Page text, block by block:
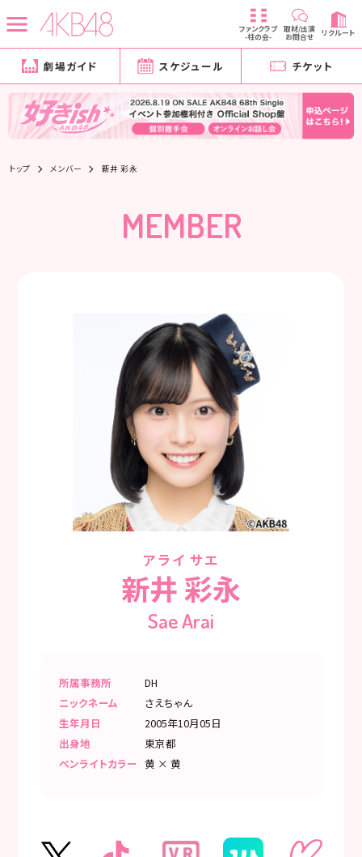
ファンクラブ
-柱の会-
取材/出演
お問合せ リクルート
劇場ガイド スケジュール チケット
トップ メンバー 新井 彩永
MEMBER
アライ サエ
新井 彩永
Sae Arai
所属事務所
DH
ニックネーム
さえちゃん
生年月日
2005年10月05日
出身地
東京都
ペンライトカラー 黄 × 黄